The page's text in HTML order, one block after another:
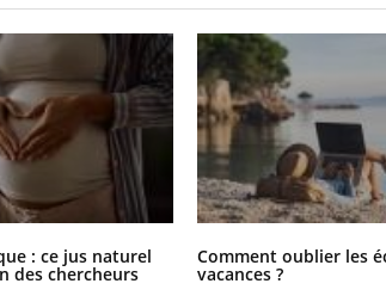
: ce jus naturel
des chercheurs
Comment oublier les
vacances ?